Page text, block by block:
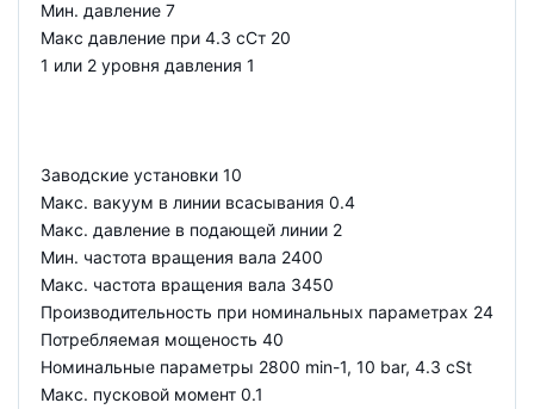
Мин. давление 7
Макс давление при 4.3 сСт 20
1 или 2 уровня давления 1
Заводские установки 10
Макс. вакуум в линии всасывания 0.4
Макс. давление в подающей линии 2
Мин. частота вращения вала 2400
Макс. частота вращения вала 3450
Производительность при номинальных параметрах 24
Потребляемая мощеность 40
Номинальные параметры 2800 min-1, 10 bar, 4.3 cSt
Макс. пусковой момент 0.1